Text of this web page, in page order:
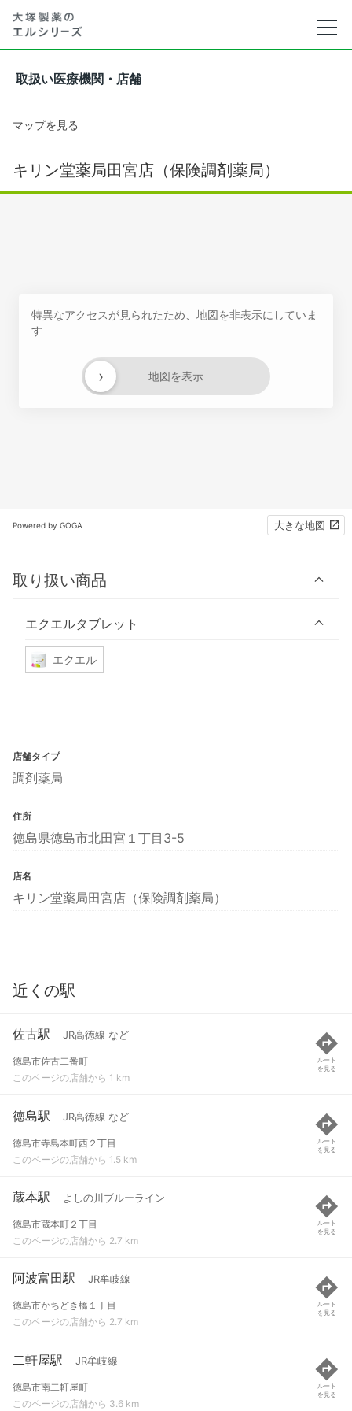
取扱い医療機関・店舗
マップを見る
キリン堂薬局田宮店（保険調剤薬局）
特異なアクセスが見られたため、地図を非表示にしていま
す
地図を表示
›
Powered by GOGA 大きな地図
取り扱い商品
エクエルタブレット
エクエル
店舗タイプ
調剤薬局
住所
徳島県徳島市北田宮１丁目3-5
店名
キリン堂薬局田宮店（保険調剤薬局）
近くの駅
佐古駅 JR高徳線 など
徳島市佐古二番町
このページの店舗から 1 km
ルート
を見る
徳島駅 JR高徳線 など
徳島市寺島本町西２丁目
このページの店舗から 1.5 km
ルート
を見る
蔵本駅 よしの川ブルーライン
徳島市蔵本町２丁目
このページの店舗から 2.7 km
ルート
を見る
阿波富田駅 JR牟岐線
徳島市かちどき橋１丁目
このページの店舗から 2.7 km
ルート
を見る
二軒屋駅 JR牟岐線
徳島市南二軒屋町
このページの店舗から 3.6 km
ルート
を見る